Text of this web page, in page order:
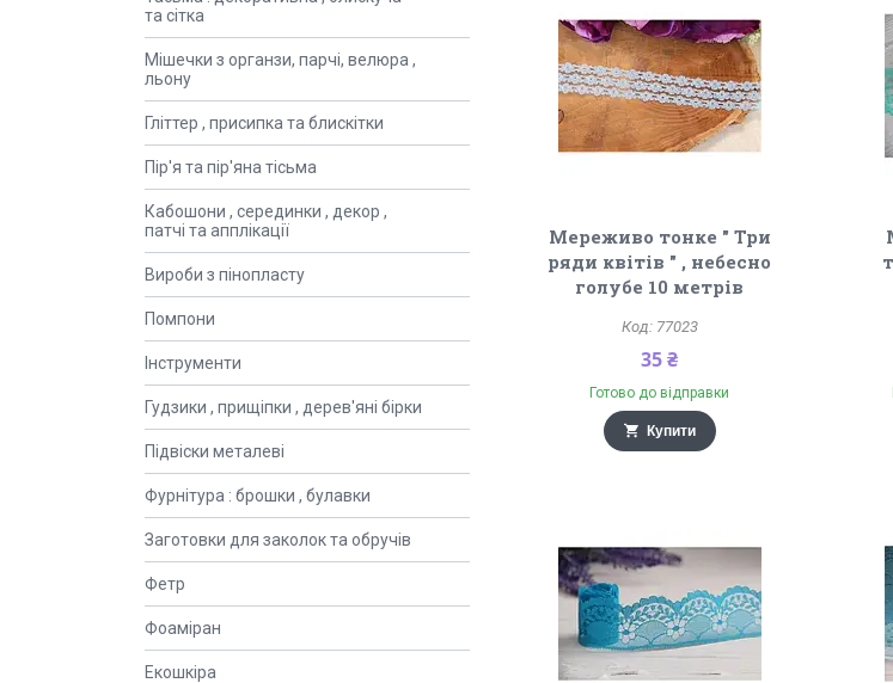
Мереживо тонке " Три
ряди квітів " , небесно
голубе 10 метрів
77023
35 ₴
Готово до відправки
Купити
та сітка
Мішечки з органзи, парчі, велюра ,
льону
Гліттер , присипка та блискітки
Пір'я та пір'яна тісьма
Кабошони , серединки , декор ,
патчі та апплікації
Вироби з пінопласту
Помпони
Інструменти
Гудзики , прищіпки , дерев'яні бірки
Підвіски металеві
Фурнітура : брошки , булавки
Заготовки для заколок та обручів
Фетр
Фоаміран
Екошкіра